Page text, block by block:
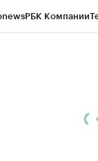
РБК Компании